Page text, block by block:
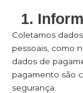
1.
Coletamos
pessoais, como
dados de
pagamento são
segurança.